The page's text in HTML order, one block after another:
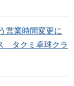
営業時間変更に
タクミ卓球クラ